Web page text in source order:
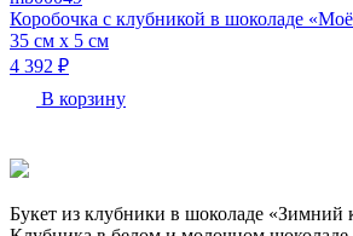
Коробочка с клубникой в шоколаде
35 см х 5 см
4 392 ₽
В корзину
Букет из клубники в шоколаде